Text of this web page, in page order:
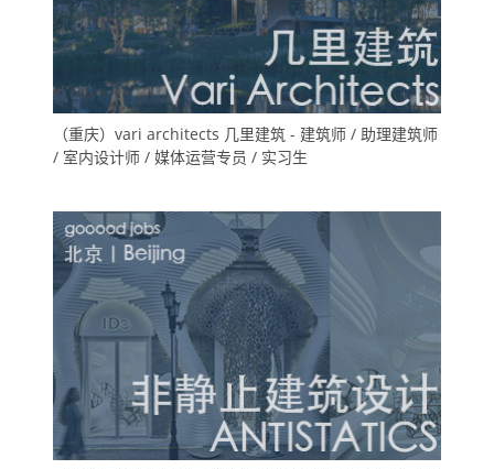
（重庆）vari architects 几里建筑 - 建筑师 / 助理建筑师
/ 室内设计师 / 媒体运营专员 / 实习生